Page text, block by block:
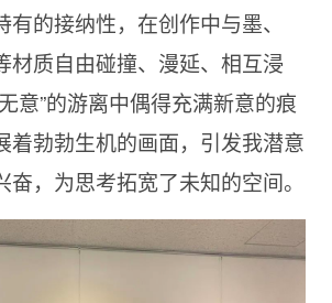
的接纳性，在创作中与墨、
材质自由碰撞、漫延、相互浸
”的游离中偶得充满新意的痕
着勃勃生机的画面，引发我潜意
奋，为思考拓宽了未知的空间。